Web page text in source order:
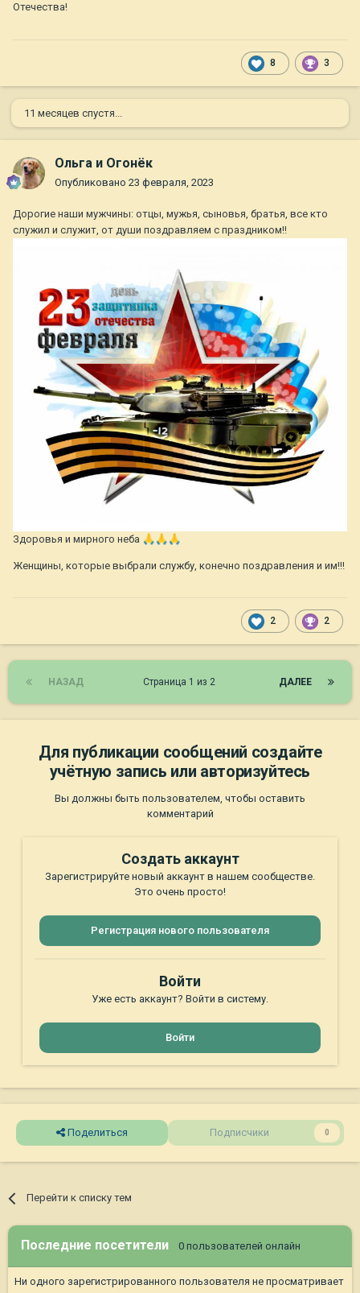
Отечества!
8 3
11 месяцев спустя...
Ольга и Огонёк
Опубликовано 23 февраля, 2023
Дорогие наши мужчины: отцы, мужья, сыновья, братья, все кто
служил и служит, от души поздравляем с праздником!!
Здоровья и мирного неба 🙏 🙏 🙏
Женщины, которые выбрали службу, конечно поздравления и им!!!
2 2
НАЗАД ДАЛЕЕ
Страница 1 из 2
Для публикации сообщений создайте
учётную запись или авторизуйтесь
Вы должны быть пользователем, чтобы оставить
комментарий
Создать аккаунт
Зарегистрируйте новый аккаунт в нашем сообществе.
Это очень просто!
Регистрация нового пользователя
Войти
Уже есть аккаунт? Войти в систему.
Войти
Поделиться Подписчики 0
Перейти к списку тем
Последние посетители 0 пользователей онлайн
Ни одного зарегистрированного пользователя не просматривает